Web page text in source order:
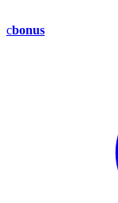
cbonus